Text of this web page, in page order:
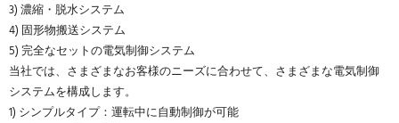
3) 濃縮・脱水システム
4) 固形物搬送システム
5) 完全なセットの電気制御システム
当社では、さまざまなお客様のニーズに合わせて、さまざまな電気制御
システムを構成します。
1) シンプルタイプ：運転中に自動制御が可能